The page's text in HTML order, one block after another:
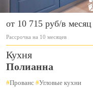
от 10 715 руб/в месяц
Рассрочка на 10 месяцев
Кухня
Полианна
#Прованс #Угловые кухни